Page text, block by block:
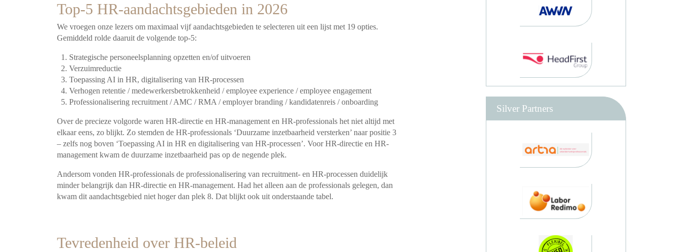
Top-5 HR-aandachtsgebieden in 2026
We vroegen onze lezers om maximaal vijf aandachtsgebieden te selecteren uit een lijst met 19 opties.
Gemiddeld rolde daaruit de volgende top-5:
Strategische personeelsplanning opzetten en/of uitvoeren
Verzuimreductie
Toepassing AI in HR, digitalisering van HR-processen
Verhogen retentie / medewerkersbetrokkenheid / employee experience / employee engagement
Professionalisering recruitment / AMC / RMA / employer branding / kandidatenreis / onboarding
Over de precieze volgorde waren HR-directie en HR-management en HR-professionals het niet altijd met
elkaar eens, zo blijkt. Zo stemden de HR-professionals ‘Duurzame inzetbaarheid versterken’ naar positie 3
– zelfs nog boven ‘Toepassing AI in HR en digitalisering van HR-processen’. Voor HR-directie en HR-
management kwam de duurzame inzetbaarheid pas op de negende plek.
Andersom vonden HR-professionals de professionalisering van recruitment- en HR-processen duidelijk
minder belangrijk dan HR-directie en HR-management. Had het alleen aan de professionals gelegen, dan
kwam dit aandachtsgebied niet hoger dan plek 8. Dat blijkt ook uit onderstaande tabel.
Tevredenheid over HR-beleid
Silver Partners